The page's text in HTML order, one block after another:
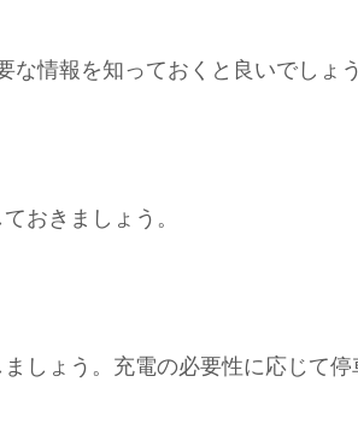
情報を知っておくと良いでしょ
おきましょう。
しょう。充電の必要性に応じて停